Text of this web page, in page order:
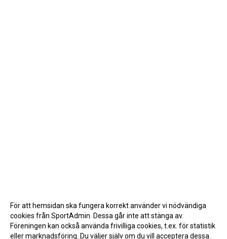
För att hemsidan ska fungera korrekt använder vi nödvändiga
cookies från SportAdmin. Dessa går inte att stänga av.
Föreningen kan också använda frivilliga cookies, t.ex. för statistik
eller marknadsföring. Du väljer själv om du vill acceptera dessa.